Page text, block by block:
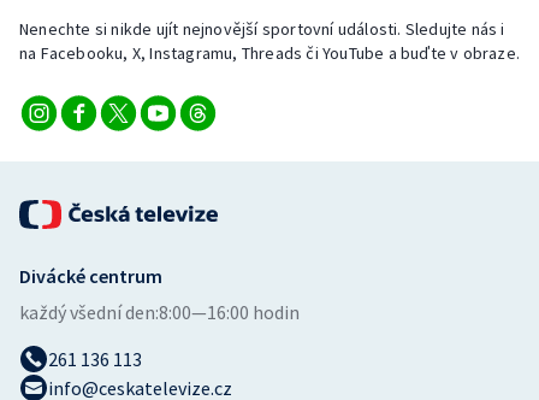
Nenechte si nikde ujít nejnovější sportovní události. Sledujte nás i
na Facebooku, X, Instagramu, Threads či YouTube a buďte v obraze.
Divácké centrum
každý všední den:8:00—16:00 hodin
261 136 113
info@ceskatelevize.cz